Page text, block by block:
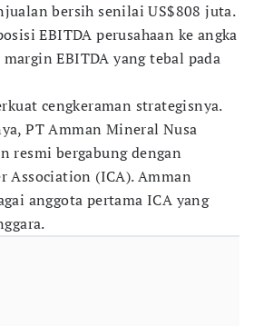
bersih senilai US$808 juta.
EBITDA perusahaan ke angka
EBITDA yang tebal pada
cengkeraman strategisnya.
PT Amman Mineral Nusa
resmi bergabung dengan
Association (ICA). Amman
anggota pertama ICA yang